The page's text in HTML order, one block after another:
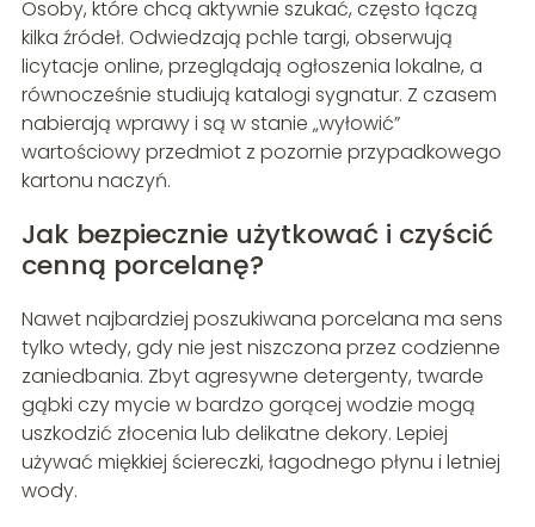
Osoby, które chcą aktywnie szukać, często łączą
kilka źródeł. Odwiedzają pchle targi, obserwują
licytacje online, przeglądają ogłoszenia lokalne, a
równocześnie studiują katalogi sygnatur. Z czasem
nabierają wprawy i są w stanie „wyłowić”
wartościowy przedmiot z pozornie przypadkowego
kartonu naczyń.
Jak bezpiecznie użytkować i czyścić
cenną porcelanę?
Nawet najbardziej poszukiwana porcelana ma sens
tylko wtedy, gdy nie jest niszczona przez codzienne
zaniedbania. Zbyt agresywne detergenty, twarde
gąbki czy mycie w bardzo gorącej wodzie mogą
uszkodzić złocenia lub delikatne dekory. Lepiej
używać miękkiej ściereczki, łagodnego płynu i letniej
wody.